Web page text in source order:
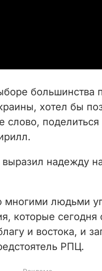
большинства
хотел бы
слово,
надежду
многими людьми
которые сегодня
и востока, и
РПЦ.